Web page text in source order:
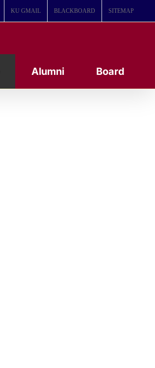
KU GMAIL BLACKBOARD SITEMAP
Alumni Board